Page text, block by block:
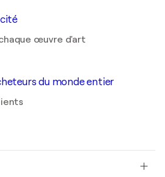
œuvre d'art
du monde entier